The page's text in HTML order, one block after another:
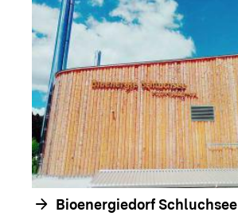
arrow_forward Bioenergiedorf Schluchsee